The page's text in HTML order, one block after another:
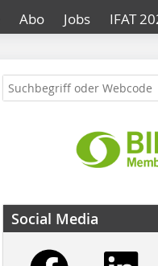
Abo Jobs IFAT
Social Media